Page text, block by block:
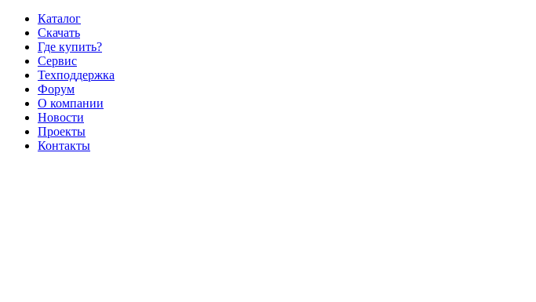
Каталог
Скачать
Где купить?
Сервис
Техподдержка
Форум
О компании
Новости
Проекты
Контакты